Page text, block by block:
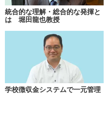
統合的な理解・総合的な発揮と
は 堀田龍也教授
学校徴収金システムで一元管理